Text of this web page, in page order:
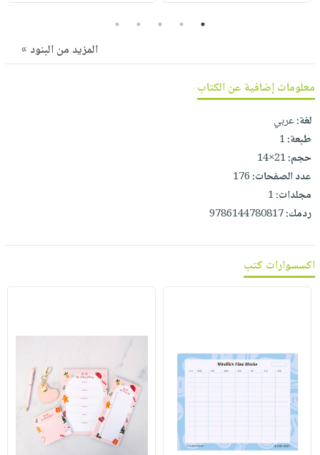
صابون
خدمات
نيل
وفرات
انشر
كتابك
تواصل
معنا
الإصدارات
1
2
3
4
5
المزيد من البنود »
معلومات إضافية عن الكتاب
لغة:عربي
طبعة:1
حجم:21×14
عدد الصفحات:176
مجلدات:1
ردمك:9786144780817
اكسسوارات كتب